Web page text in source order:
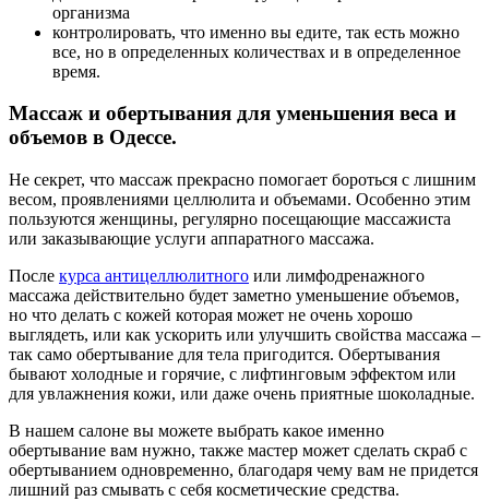
организма
контролировать, что именно вы едите, так есть можно
все, но в определенных количествах и в определенное
время.
Массаж и обертывания для уменьшения веса и
объемов в Одессе.
Не секрет, что массаж прекрасно помогает бороться с лишним
весом, проявлениями целлюлита и объемами. Особенно этим
пользуются женщины, регулярно посещающие массажиста
или заказывающие услуги аппаратного массажа.
После курса антицеллюлитного или лимфодренажного
массажа действительно будет заметно уменьшение объемов,
но что делать с кожей которая может не очень хорошо
выглядеть, или как ускорить или улучшить свойства массажа –
так само обертывание для тела пригодится. Обертывания
бывают холодные и горячие, с лифтинговым эффектом или
для увлажнения кожи, или даже очень приятные шоколадные.
В нашем салоне вы можете выбрать какое именно
обертывание вам нужно, также мастер может сделать скраб с
обертыванием одновременно, благодаря чему вам не придется
лишний раз смывать с себя косметические средства.